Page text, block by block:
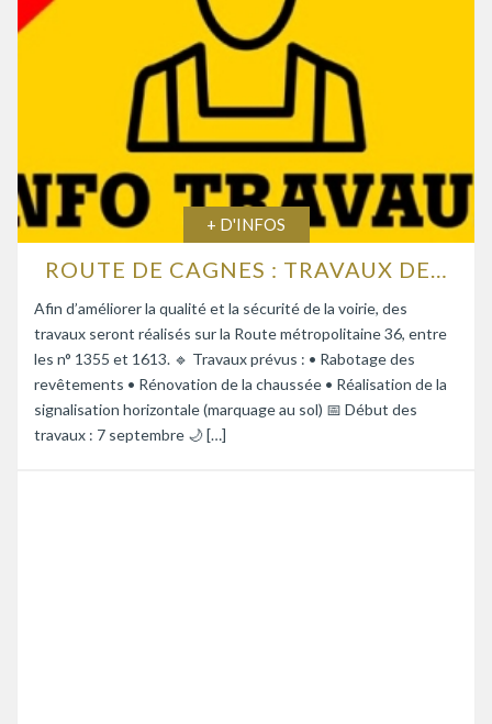
+ D'INFOS
ROUTE DE CAGNES : TRAVAUX DE RENFORCEMENT DE LA CHAUSSÉE
Afin d’améliorer la qualité et la sécurité de la voirie, des
travaux seront réalisés sur la Route métropolitaine 36, entre
les n° 1355 et 1613. 🔹 Travaux prévus : • Rabotage des
revêtements • Rénovation de la chaussée • Réalisation de la
signalisation horizontale (marquage au sol) 📅 Début des
travaux : 7 septembre 🌙 […]